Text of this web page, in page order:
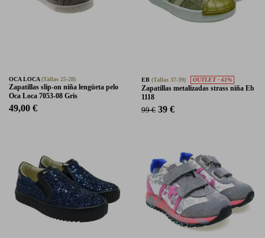
OCA LOCA(Tallas 25-28)
Zapatillas slip-on niña lengüeta pelo
Oca Loca 7053-08 Gris
49,00 €
EB (Tallas 37-39) OUTLET - 61%
Zapatillas metalizadas strass niña Eb
1118
99 € 39 €